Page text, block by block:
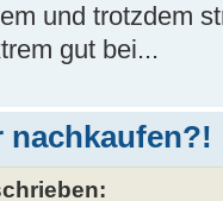
und trotzdem
gut bei...
nachkaufen?!